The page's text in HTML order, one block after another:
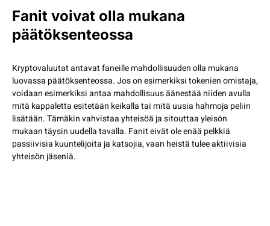
Fanit voivat olla mukana
päätöksenteossa
Kryptovaluutat antavat faneille mahdollisuuden olla mukana
luovassa päätöksenteossa. Jos on esimerkiksi tokenien omistaja,
voidaan esimerkiksi antaa mahdollisuus äänestää niiden avulla
mitä kappaletta esitetään keikalla tai mitä uusia hahmoja peliin
lisätään. Tämäkin vahvistaa yhteisöä ja sitouttaa yleisön
mukaan täysin uudella tavalla. Fanit eivät ole enää pelkkiä
passiivisia kuuntelijoita ja katsojia, vaan heistä tulee aktiivisia
yhteisön jäseniä.